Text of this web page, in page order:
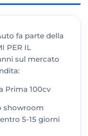
fa parte della
PER IL
sul mercato
Prima 100cv
showroom
5-15 giorni